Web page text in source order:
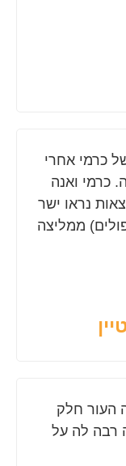
כרמי אחרי
כרמי ואנה
נראו ישר
הראשון ( סהכ 4 טיפולים) ממליצה
העור חלק
רבה לה על